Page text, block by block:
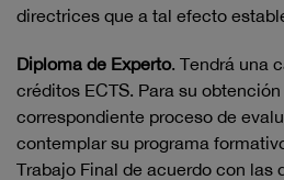
directrices que a tal efecto
Diploma de Experto. Tendrá una
créditos ECTS. Para su
correspondiente proceso de
contemplar su programa
Trabajo Final de acuerdo con las